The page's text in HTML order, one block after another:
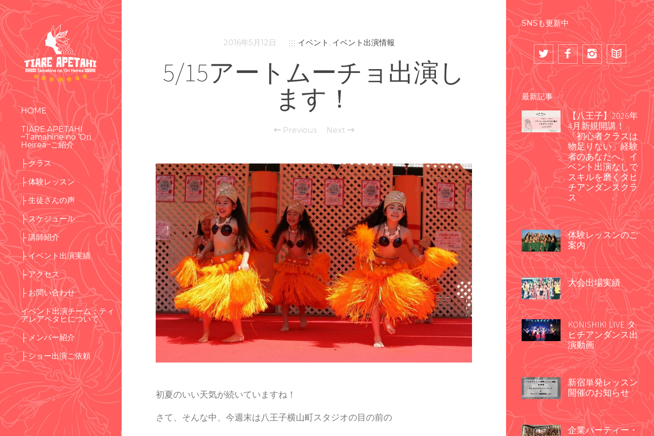
HOME
TIARE APETAHI
~Tamahine no ‘Ori
Heirea~ご紹介
├ クラス
├ 体験レッスン
├ 生徒さんの声
├ スケジュール
├ 講師紹介
├ イベント出演実績
├ アクセス
├ お問い合わせ
イベント出演チーム：ティ
アレアペタヒについて
├ メンバー紹介
├ ショー出演ご依頼
2016年5月12日 イベント , イベント出演情報
5/15アートムーチョ出演し
ます！
Previous Next
初夏のいい天気が続いていますね！
さて、そんな中、今週末は八王子横山町スタジオの目の前の
SNSも更新中
最新記事
【八王子】2026年
4月新規開講！
「初心者クラスは
物足りない」経験
者のあなたへ。イ
ベント出演なしで
スキルを磨くタヒ
チアンダンスクラ
ス
体験レッスンのご
案内
大会出場実績
KONISHIKI LIVE タ
ヒチアンダンス出
演動画
新宿単発レッスン
開催のお知らせ
企業パーティー・